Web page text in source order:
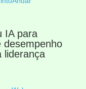
IA para
desempenho
liderança